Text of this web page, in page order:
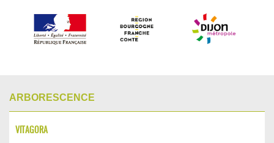
ARBORESCENCE
VITAGORA